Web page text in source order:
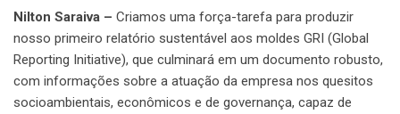
Nilton Saraiva – Criamos uma força-tarefa para produzir
nosso primeiro relatório sustentável aos moldes GRI (Global
Reporting Initiative), que culminará em um documento robusto,
com informações sobre a atuação da empresa nos quesitos
socioambientais, econômicos e de governança, capaz de